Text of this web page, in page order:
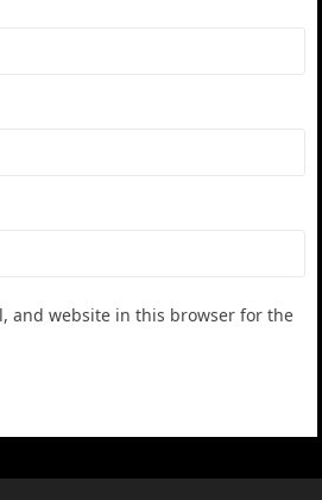
and website in this browser for the